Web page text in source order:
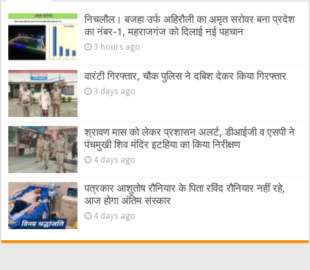
निचलौल। बजहा उर्फ अहिरौली का अमृत सरोवर बना प्रदेश
का नंबर-1, महराजगंज को दिलाई नई पहचान
3 hours ago
वारंटी गिरफ्तार, चौक पुलिस ने दबिश देकर किया गिरफ्तार
3 days ago
श्रावण मास को लेकर प्रशासन अलर्ट, डीआईजी व एसपी ने
पंचमुखी शिव मंदिर इटहिया का किया निरीक्षण
4 days ago
पत्रकार आशुतोष रौनियार के पिता रविंद रौनियार नहीं रहे,
आज होगा अंतिम संस्कार
4 days ago